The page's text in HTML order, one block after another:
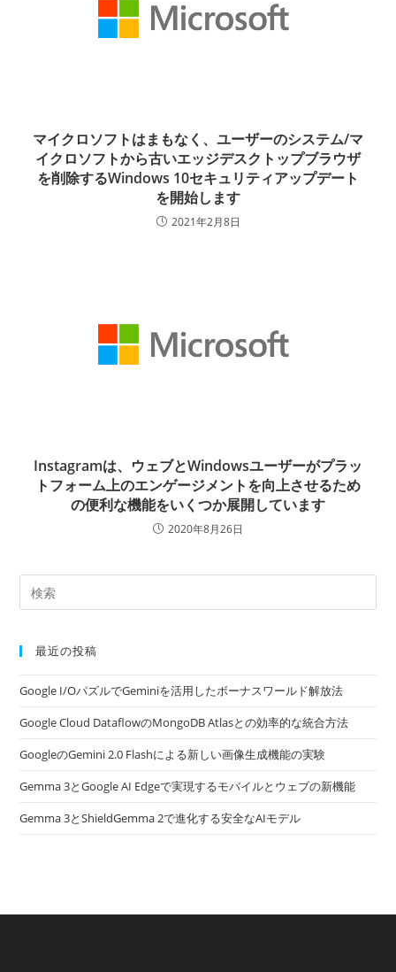
マイクロソフトはまもなく、ユーザーのシステム/マ
イクロソフトから古いエッジデスクトップブラウザ
を削除するWindows 10セキュリティアップデート
を開始します
2021年2月8日
Instagramは、ウェブとWindowsユーザーがプラッ
トフォーム上のエンゲージメントを向上させるため
の便利な機能をいくつか展開しています
2020年8月26日
最近の投稿
Google I/OパズルでGeminiを活用したボーナスワールド解放法
Google Cloud DataflowのMongoDB Atlasとの効率的な統合方法
GoogleのGemini 2.0 Flashによる新しい画像生成機能の実験
Gemma 3とGoogle AI Edgeで実現するモバイルとウェブの新機能
Gemma 3とShieldGemma 2で進化する安全なAIモデル